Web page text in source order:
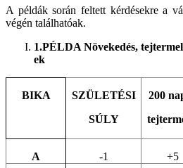
A példák során feltett kérdésekre a
végén találhatóak.
1.PÉLDA Növekedés,
ek
BIKA
SZÜLETÉSI
SÚLY
200
A -1 +5